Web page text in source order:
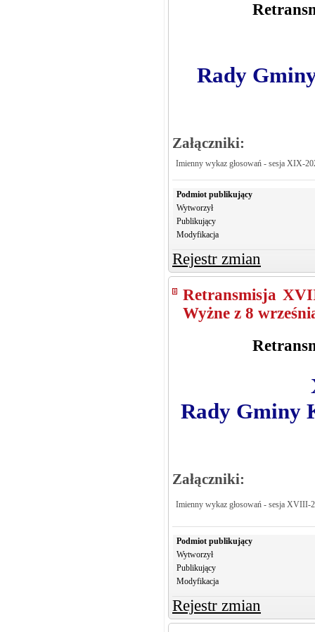
Rady
Załączniki:
Imienny wykaz głosowań - sesja XIX-
Podmiot publikujący
Wytworzył
Publikujący
Modyfikacja
Rejestr zmian
Retransmisja
Wyżne z 8
Rady Gminy
Załączniki:
Imienny wykaz głosowań - sesja XVIII-
Podmiot publikujący
Wytworzył
Publikujący
Modyfikacja
Rejestr zmian